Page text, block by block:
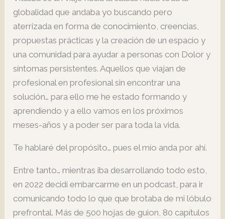
globalidad que andaba yo buscando pero
aterrizada en forma de conocimiento, creencias,
propuestas prácticas y la creación de un espacio y
una comunidad para ayudar a personas con Dolor y
síntomas persistentes. Aquellos que viajan de
profesional en profesional sin encontrar una
solución… para ello me he estado formando y
aprendiendo y a ello vamos en los próximos
meses-años y a poder ser para toda la vida.
Te hablaré del propósito… pues el mío anda por ahí.
Entre tanto… mientras iba desarrollando todo esto,
en 2022 decidí embarcarme en un podcast, para ir
comunicando todo lo que que brotaba de mi lóbulo
prefrontal. Más de 500 hojas de guion, 80 capítulos